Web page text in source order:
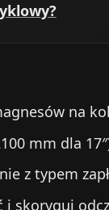
na
mm dla
z typem
i skoryguj